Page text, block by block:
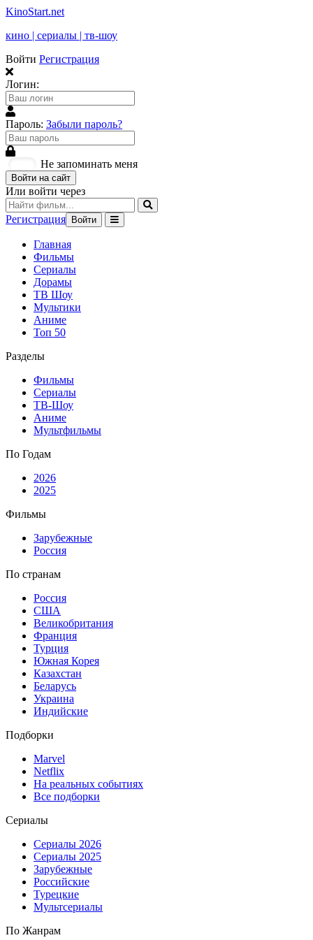
KinoStart.net
кино | сериалы | тв-шоу
Войти Регистрация
Логин:
Пароль: Забыли пароль?
Не запоминать меня
Войти на сайт
Или войти через
Регистрация Войти
Главная
Фильмы
Сериалы
Дорамы
ТВ Шоу
Мультики
Аниме
Топ 50
Разделы
Фильмы
Сериалы
ТВ-Шоу
Аниме
Мультфильмы
По Годам
2026
2025
Фильмы
Зарубежные
Россия
По странам
Россия
США
Великобритания
Франция
Турция
Южная Корея
Казахстан
Беларусь
Украина
Индийские
Подборки
Marvel
Netflix
На реальных событиях
Все подборки
Сериалы
Сериалы 2026
Сериалы 2025
Зарубежные
Российские
Турецкие
Мультсериалы
По Жанрам